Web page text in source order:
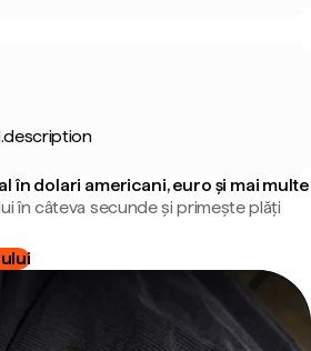
în dolari americani, euro și mai multe
în câteva secunde și primește plăți